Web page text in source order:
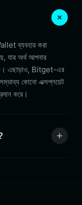
ব্যবহার করা
যার অর্থ আপনার
এছাড়াও, Bitget-এর
কোনো এক্সপ্লয়েট
করে।